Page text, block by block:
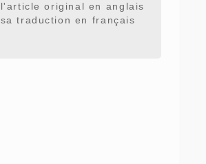
l'article original en anglais
sa traduction en français